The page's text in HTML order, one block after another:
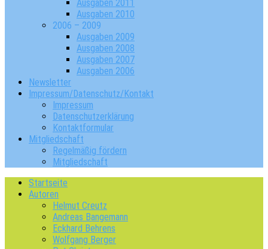
Ausgaben 2011
Ausgaben 2010
2006 – 2009
Ausgaben 2009
Ausgaben 2008
Ausgaben 2007
Ausgaben 2006
Newsletter
Impressum/Datenschutz/Kontakt
Impressum
Datenschutzerklärung
Kontaktformular
Mitgliedschaft
Regelmäßig fördern
Mitgliedschaft
Startseite
Autoren
Helmut Creutz
Andreas Bangemann
Eckhard Behrens
Wolfgang Berger